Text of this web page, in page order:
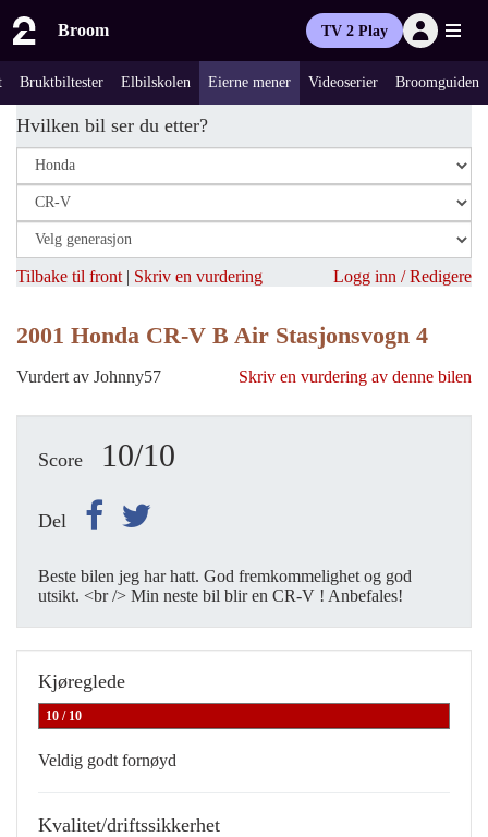
Broom TV 2 Play
Bruktbiltester Elbilskolen Eierne mener Videoserier Broomguiden
Hvilken bil ser du etter?
Tilbake til front | Skriv en vurdering Logg inn / Redigere
2001 Honda CR-V B Air Stasjonsvogn 4
Vurdert av Johnny57 Skriv en vurdering av denne bilen
Score 10/10
Del
Beste bilen jeg har hatt. God fremkommelighet og god
utsikt. <br /> Min neste bil blir en CR-V ! Anbefales!
Kjøreglede
10 / 10
Veldig godt fornøyd
Kvalitet/driftssikkerhet